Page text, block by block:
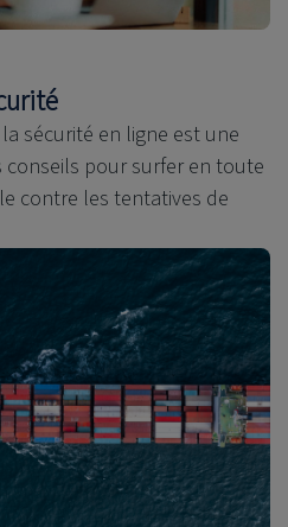
sécurité en ligne est une
conseils pour surfer en toute
contre les tentatives de